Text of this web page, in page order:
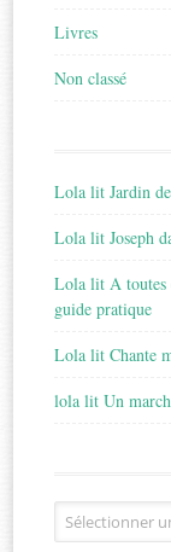
Livres
Non classé
Lola lit Jardin
Lola lit Joseph
Lola lit A toutes
guide pratique
Lola lit Chante
lola lit Un
Archives